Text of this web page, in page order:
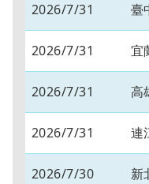
2026/7/31 臺
2026/7/31 宜
2026/7/31 高
2026/7/31 連
2026/7/30 新